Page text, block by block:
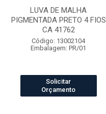
LUVA DE MALHA
PIGMENTADA PRETO 4 FIOS
CA 41762
Código: 13002104
Embalagem: PR/01
Solicitar
Orçamento